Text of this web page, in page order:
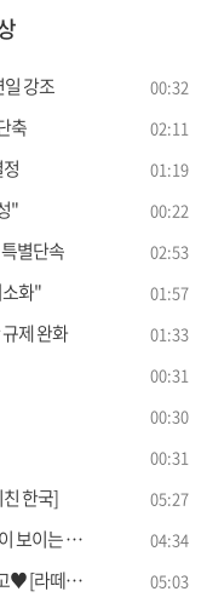
강조 00:32
축 02:11
01:19
" 00:22
별단속 02:53
화" 01:57
제 완화 01:33
00:31
00:30
00:31
한국] 05:27
는 VCR] 04:34
는 뉴우스] 05:03